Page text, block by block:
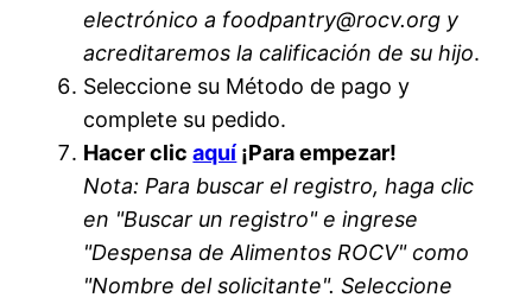
electrónico a foodpantry@rocv.org y
acreditaremos la calificación de su hijo.
Seleccione su Método de pago y
complete su pedido.
Hacer clicaquí ¡Para empezar!
Nota: Para buscar el registro, haga clic
en "Buscar un registro" e ingrese
"Despensa de Alimentos ROCV" como
"Nombre del solicitante". Seleccione